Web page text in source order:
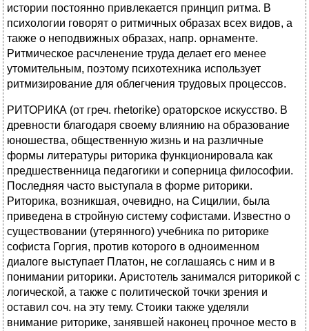
истории постоянно привлекается принцип ритма. В
психологии говорят о ритмичных образах всех видов, а
также о неподвижных образах, напр. орнаменте.
Ритмическое расчленение труда делает его менее
утомительным, поэтому психотехника использует
ритмизирование для облегчения трудовых процессов.
РИТОРИКА (от греч. rhetorike) ораторское искусство. В
древности благодаря своему влиянию на образование
юношества, общественную жизнь и на различные
формы литературы риторика функционировала как
предшественница педагогики и соперница философии.
Последняя часто выступала в форме риторики.
Риторика, возникшая, очевидно, на Сицилии, была
приведена в стройную систему софистами. Известно о
существовании (утерянного) учебника по риторике
софиста Горгия, против которого в одноименном
диалоге выступает Платон, не соглашаясь с ним и в
понимании риторики. Аристотель занимался риторикой с
логической, а также с политической точки зрения и
оставил соч. на эту тему. Стоики также уделяли
внимание риторике, занявшей наконец прочное место в